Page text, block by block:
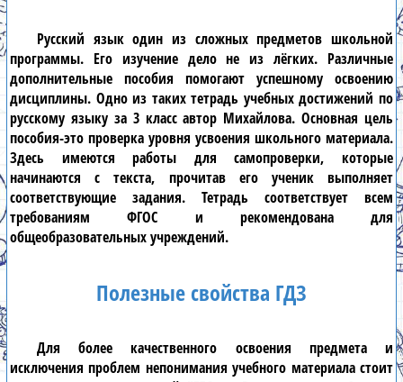
Русский языкодин из сложных предметов школьной
программы. Его изучение дело не из лёгких. Различные
дополнительные пособия помогают успешному освоению
дисциплины. Одно из такихтетрадь учебных достижений по
русскому языку за 3 класс автор Михайлова. Основная цель
пособия-это проверка уровня усвоения школьного материала.
Здесь имеются работы для самопроверки, которые
начинаются с текста, прочитав его ученик выполняет
соответствующие задания. Тетрадь соответствует всем
требованиям ФГОС и рекомендована для
общеобразовательных учреждений.
Полезные свойства ГДЗ
Для более качественного освоения предмета и
исключения проблем непонимания учебного материала стоит